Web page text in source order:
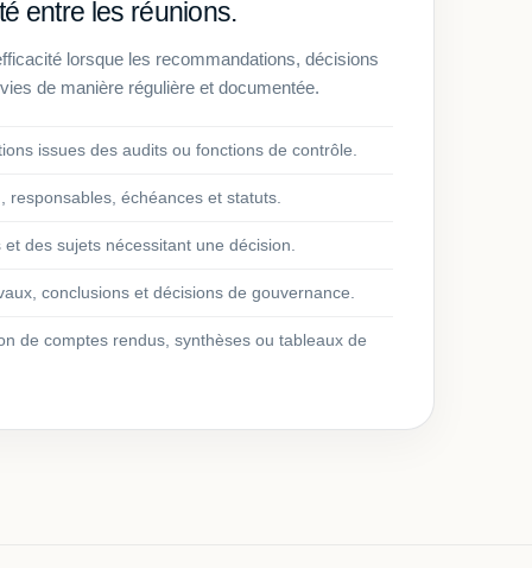
entre les réunions.
lorsque les recommandations, décisions
de manière régulière et documentée.
issues des audits ou fonctions de contrôle.
responsables, échéances et statuts.
des sujets nécessitant une décision.
conclusions et décisions de gouvernance.
de comptes rendus, synthèses ou tableaux de